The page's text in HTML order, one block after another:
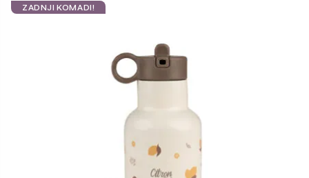
ZADNJI KOMADI!